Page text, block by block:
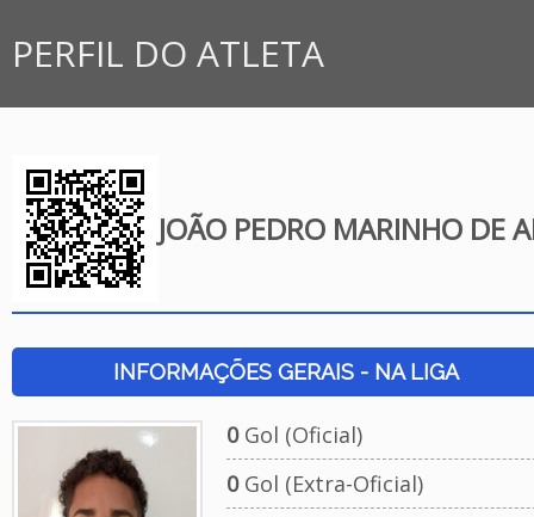
PERFIL DO ATLETA
JOÃO PEDRO MARINHO DE
INFORMAÇÕES GERAIS - NA LIGA
0Gol (Oficial)
0Gol (Extra-Oficial)